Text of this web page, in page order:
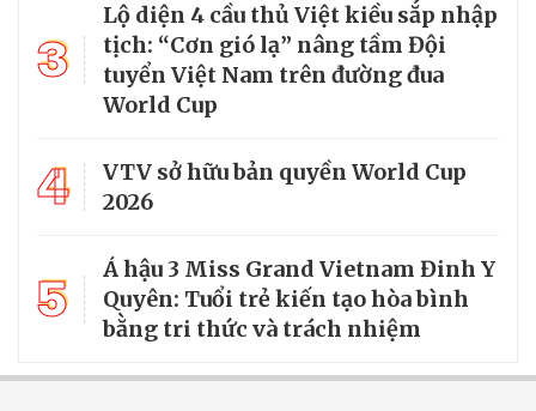
3
Lộ diện 4 cầu thủ Việt kiều sắp nhập
tịch: “Cơn gió lạ” nâng tầm Đội
tuyển Việt Nam trên đường đua
World Cup
4
VTV sở hữu bản quyền World Cup
2026
5
Á hậu 3 Miss Grand Vietnam Đinh Y
Quyên: Tuổi trẻ kiến tạo hòa bình
bằng tri thức và trách nhiệm